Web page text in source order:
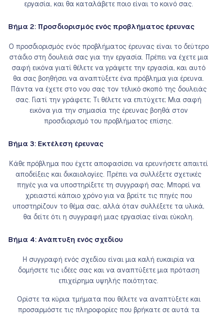
εργασία, και θα καταλάβετε ποιο είναι το κοινό σας.
Βήμα 2: Προσδιορισμός ενός προβλήματος έρευνας
Ο προσδιορισμός ενός προβλήματος έρευνας είναι το δεύτερο
στάδιο στη δουλειά σας για την εργασία. Πρέπει να έχετε μια
σαφή εικόνα γιατί θέλετε να γράψετε την εργασία, και αυτό
θα σας βοηθήσει να αναπτύξετε ένα πρόβλημα για έρευνα.
Πάντα να έχετε στο νου σας τον τελικό σκοπό της δουλειάς
σας. Γιατί την γράφετε; Τι θέλετε να επιτύχετε; Μια σαφή
εικόνα για την σημασία της έρευνας βοηθά στον
προσδιορισμό του προβλήματος επίσης.
Βήμα 3: Εκτέλεση έρευνας
Κάθε πρόβλημα που έχετε αποφασίσει να ερευνήσετε απαιτεί
αποδείξεις και δικαιολογίες. Πρέπει να συλλέξετε σχετικές
πηγές για να υποστηρίξετε τη συγγραφή σας. Μπορεί να
χρειαστεί κάποιο χρόνο για να βρείτε τις πηγές που
υποστηρίζουν το θέμα σας, αλλά όταν συλλέξετε τα υλικά,
θα δείτε ότι η συγγραφή μιας εργασίας είναι εύκολη.
Βήμα 4: Ανάπτυξη ενός σχεδίου
Η συγγραφή ενός σχεδίου είναι μια καλή ευκαιρία να
δομήσετε τις ιδέες σας και να αναπτύξετε μια πρόταση
επιχείρημα υψηλής ποιότητας.
Ορίστε τα κύρια τμήματα που θέλετε να αναπτύξετε και
προσαρμόστε τις πληροφορίες που βρήκατε σε αυτά τα